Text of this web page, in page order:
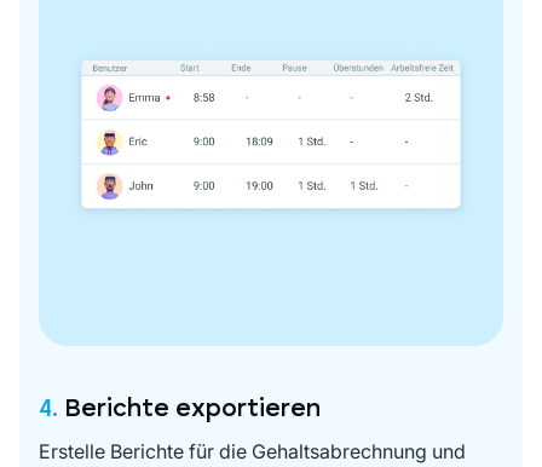
4. Berichte exportieren
Erstelle Berichte für die Gehaltsabrechnung und